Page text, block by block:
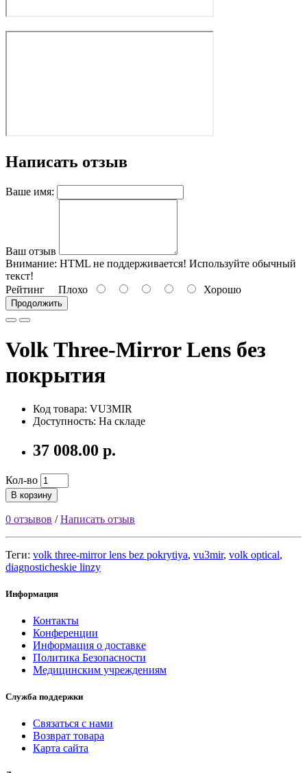
Написать отзыв
Ваше имя:
Ваш отзыв
Внимание: HTML не поддерживается! Используйте обычный
текст!
Рейтинг Плохо Хорошо
Продолжить
Volk Three-Mirror Lens без
покрытия
Код товара: VU3MIR
Доступность: На складе
37 008.00 р.
Кол-во
В корзину
0 отзывов /Написать отзыв
Теги: volk three-mirror lens bez pokrytiya, vu3mir, volk optical,
diagnosticheskie linzy
Информация
Контакты
Конференции
Информация о доставке
Политика Безопасности
Медицинским учреждениям
Служба поддержки
Связаться с нами
Возврат товара
Карта сайта